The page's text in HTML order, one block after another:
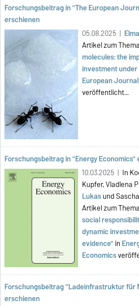
Forschungsbeitrag in "The European
erschienen
05.08.2025 |
Artikel zum Thema
molecules: the
investment
European
veröffentlicht...
Forschungsbeitrag in "Energy Economics"
10.03.2025 | In
Kupfer, Vladlena
Lukasund
Artikel zum Thema
social
dynamic
evidence" in
Economics
Forschungsbeitrag "Ladeinfrastruktur für
erschienen